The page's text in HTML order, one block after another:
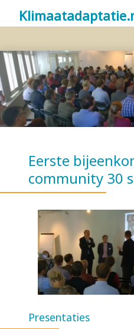
Eerste
community 30
Presentaties